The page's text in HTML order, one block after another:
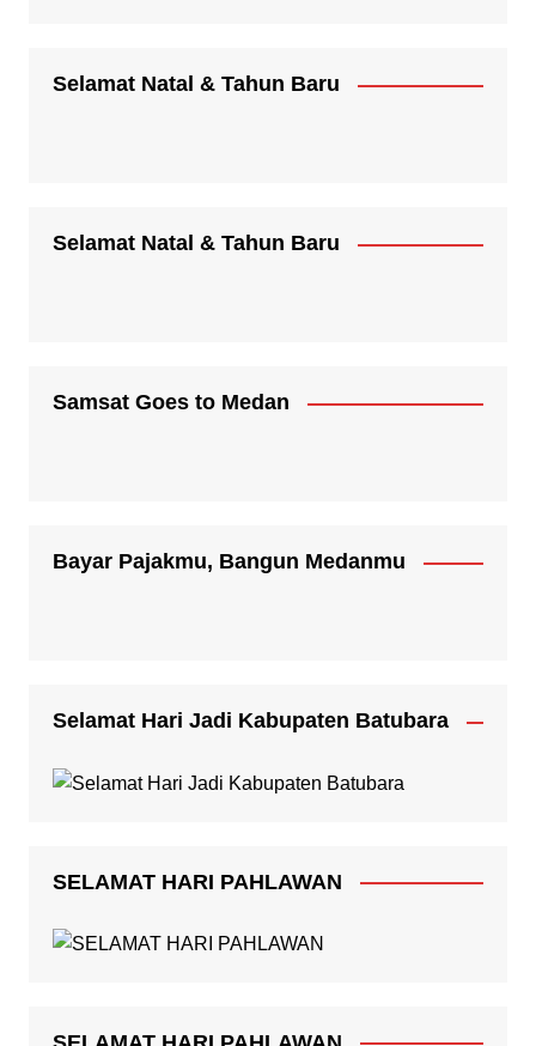
Selamat Natal & Tahun Baru
Selamat Natal & Tahun Baru
Samsat Goes to Medan
Bayar Pajakmu, Bangun Medanmu
Selamat Hari Jadi Kabupaten Batubara
SELAMAT HARI PAHLAWAN